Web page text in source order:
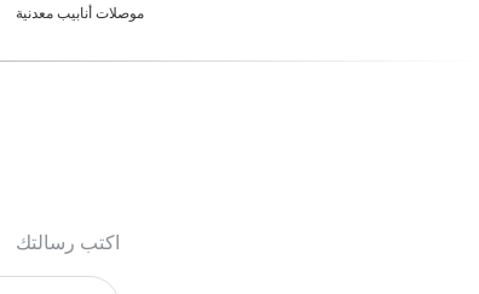
موصلات أنابيب معدنية
اكتب رسالتك